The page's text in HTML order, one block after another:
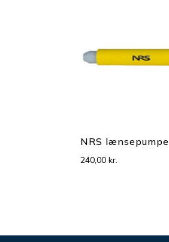
NRS lænsepumpe
240,00kr.